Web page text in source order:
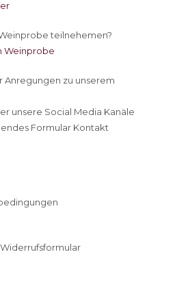
teilnehemen?
Weinprobe
Anregungen zu unserem
unsere Social Media Kanäle
Formular Kontakt